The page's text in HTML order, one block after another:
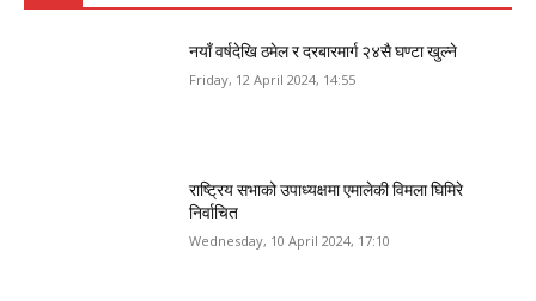
नयाँ वर्षदेखि ठमेल र दरबारमार्ग २४सै घण्टा खुल्ने
Friday, 12 April 2024, 14:55
राष्ट्रिय सभाको उपाध्यक्षमा एमालेकी विमला घिमिरे
निर्वाचित
Wednesday, 10 April 2024, 17:10